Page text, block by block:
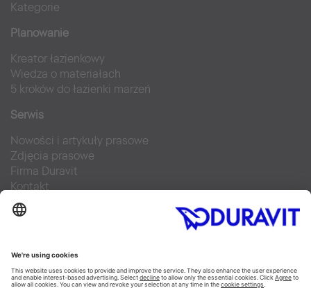
Kategorie
Planowanie
Kreator łazienkowy
Wiedza o materiałach
5 kroków do łazienki marzeń
Serwis
Nowości i artykuły prasowe
Zdjęcia prasowe
Firma Duravit
Kontakt
Najczęściej zadawane pytania
Facebook
Instagram
Pinterest
Blog